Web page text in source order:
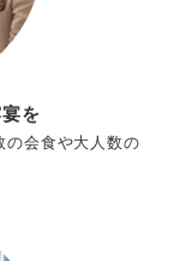
を
の会食や大人数の